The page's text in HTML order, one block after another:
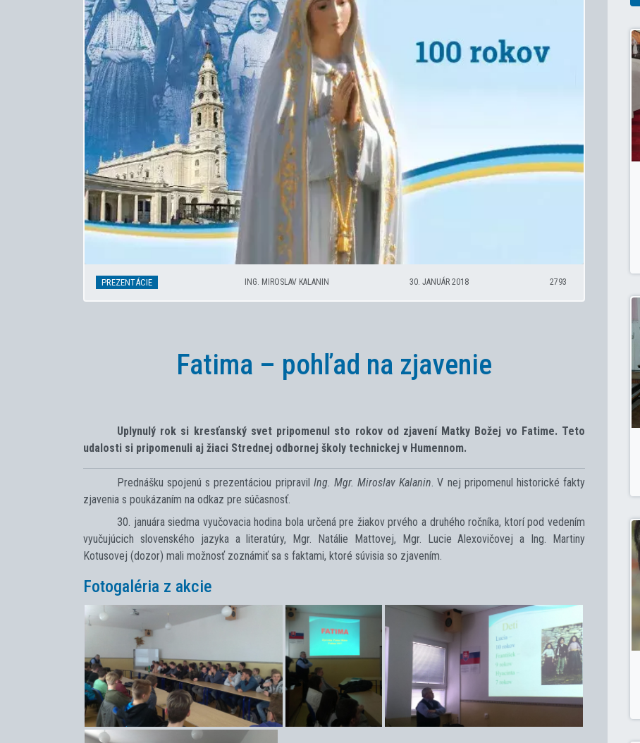
PREZENTÁCIE ING. MIROSLAV KALANIN 30. JANUÁR 2018 2793
Fatima – pohľad na zjavenie
Uplynulý rok si kresťanský svet pripomenul sto rokov od zjavení Matky Božej vo Fatime. Teto
udalosti si pripomenuli aj žiaci Strednej odbornej školy technickej v Humennom.
Prednášku spojenú s prezentáciou pripravil Ing. Mgr. Miroslav Kalanin . V nej pripomenul historické fakty
zjavenia s poukázaním na odkaz pre súčasnosť.
30. januára siedma vyučovacia hodina bola určená pre žiakov prvého a druhého ročníka, ktorí pod vedením
vyučujúcich slovenského jazyka a literatúry, Mgr. Natálie Mattovej, Mgr. Lucie Alexovičovej a Ing. Martiny
Kotusovej (dozor) mali možnosť zoznámiť sa s faktami, ktoré súvisia so zjavením.
Fotogaléria z akcie